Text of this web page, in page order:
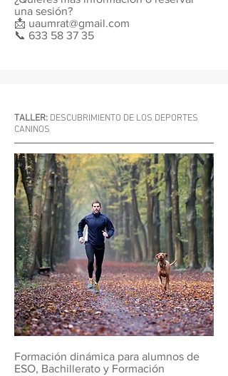
una sesión?
📩 uaumrat@gmail.com
📞 633 58 37 35
TALLER: DESCUBRIMIENTO DE LOS DEPORTES
CANINOS
Formación dinámica para alumnos de
ESO, Bachillerato y Formación